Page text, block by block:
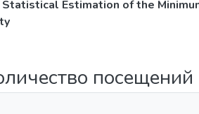
Estimation of the
посещений